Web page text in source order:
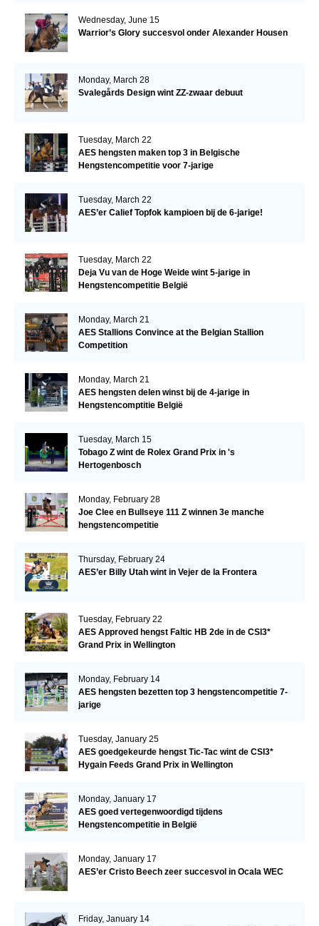
Wednesday, June 15
Warrior’s Glory succesvol onder Alexander Housen
Monday, March 28
Svalegårds Design wint ZZ-zwaar debuut
Tuesday, March 22
AES hengsten maken top 3 in Belgische
Hengstencompetitie voor 7-jarige
Tuesday, March 22
AES’er Calief Topfok kampioen bij de 6-jarige!
Tuesday, March 22
Deja Vu van de Hoge Weide wint 5-jarige in
Hengstencompetitie België
Monday, March 21
AES Stallions Convince at the Belgian Stallion
Competition
Monday, March 21
AES hengsten delen winst bij de 4-jarige in
Hengstencomptitie België
Tuesday, March 15
Tobago Z wint de Rolex Grand Prix in 's
Hertogenbosch
Monday, February 28
Joe Clee en Bullseye 111 Z winnen 3e manche
hengstencompetitie
Thursday, February 24
AES’er Billy Utah wint in Vejer de la Frontera
Tuesday, February 22
AES Approved hengst Faltic HB 2de in de CSI3*
Grand Prix in Wellington
Monday, February 14
AES hengsten bezetten top 3 hengstencompetitie 7-
jarige
Tuesday, January 25
AES goedgekeurde hengst Tic-Tac wint de CSI3*
Hygain Feeds Grand Prix in Wellington
Monday, January 17
AES goed vertegenwoordigd tijdens
Hengstencompetitie in België
Monday, January 17
AES’er Cristo Beech zeer succesvol in Ocala WEC
Friday, January 14